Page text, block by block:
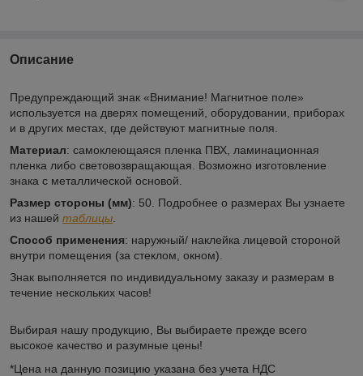
Описание
Предупреждающий знак «Внимание! Магнитное поле»
используется на дверях помещений, оборудовании, приборах
и в других местах, где действуют магнитные поля.
Материал: самоклеющаяся пленка ПВХ, ламинационная
пленка либо световозвращающая. Возможно изготовление
знака с металлической основой.
Размер стороны (мм): 50. Подробнее о размерах Вы узнаете
из нашей таблицы
Способ применения: наружный/ наклейка лицевой стороной
внутри помещения (за стеклом, окном).
Знак выполняется по индивидуальному заказу и размерам в
течение нескольких часов!
Выбирая нашу продукцию, Вы выбираете прежде всего
высокое качество и разумные цены!
*Цена на данную позицию указана без учета НДС